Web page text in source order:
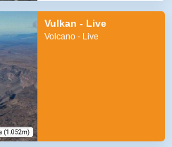
Vulkan - Live
Volcano - Live